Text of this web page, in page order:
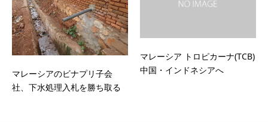
マレーシアのビナプリ子会
社、下水処理入札を勝ち取る
マレーシア トロピカーナ(TCB)
中国・インドネシアへ